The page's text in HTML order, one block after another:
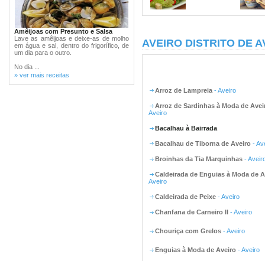
Amêijoas com Presunto e Salsa
Lave as amêijoas e deixe-as de molho
em água e sal, dentro do frigorífico, de
um dia para o outro.
No dia ...
» ver mais receitas
AVEIRO DISTRITO DE
Arroz de Lampreia - Aveiro
Arroz de Sardinhas à Moda de
Aveiro
Bacalhau à Bairrada
Bacalhau de Tiborna de Aveiro -
Broinhas da Tia Marquinhas -
Caldeirada de Enguias à Moda de
Aveiro
Caldeirada de Peixe - Aveiro
Chanfana de Carneiro II - Aveiro
Chouriça com Grelos - Aveiro
Enguias à Moda de Aveiro - Aveiro